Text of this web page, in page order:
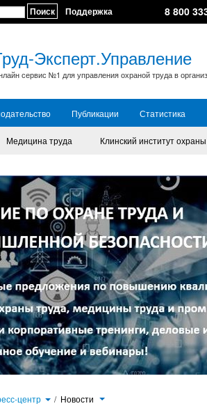
Поиск Поддержка 8 800
Эксперт.Управление
сервис №1 для управления охраной труда в
Публикации Статистика
Медицина труда Клинский институт
центр / Новости